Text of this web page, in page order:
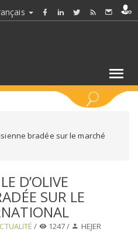
bradée sur le marché
D’OLIVE
SUR LE
/ 1247 / HEJER